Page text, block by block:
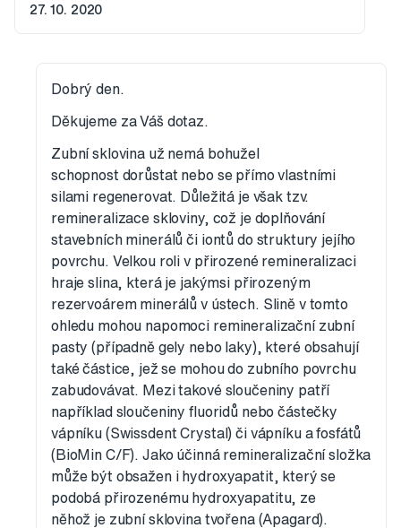
27. 10. 2020
Dobrý den.
Děkujeme za Váš dotaz.
Zubní sklovina už nemá bohužel
schopnost dorůstat nebo se přímo vlastními
silami regenerovat. Důležitá je však tzv.
remineralizace skloviny, což je doplňování
stavebních minerálů či iontů do struktury jejího
povrchu. Velkou roli v přirozené remineralizaci
hraje slina, která je jakýmsi přirozeným
rezervoárem minerálů v ústech. Slině v tomto
ohledu mohou napomoci remineralizační zubní
pasty (případně gely nebo laky), které obsahují
také částice, jež se mohou do zubního povrchu
zabudovávat. Mezi takové sloučeniny patří
například sloučeniny fluoridů nebo částečky
vápníku (Swissdent Crystal) či vápníku a fosfátů
(BioMin C/F). Jako účinná remineralizační složka
může být obsažen i hydroxyapatit, který se
podobá přirozenému hydroxyapatitu, ze
něhož je zubní sklovina tvořena (Apagard).